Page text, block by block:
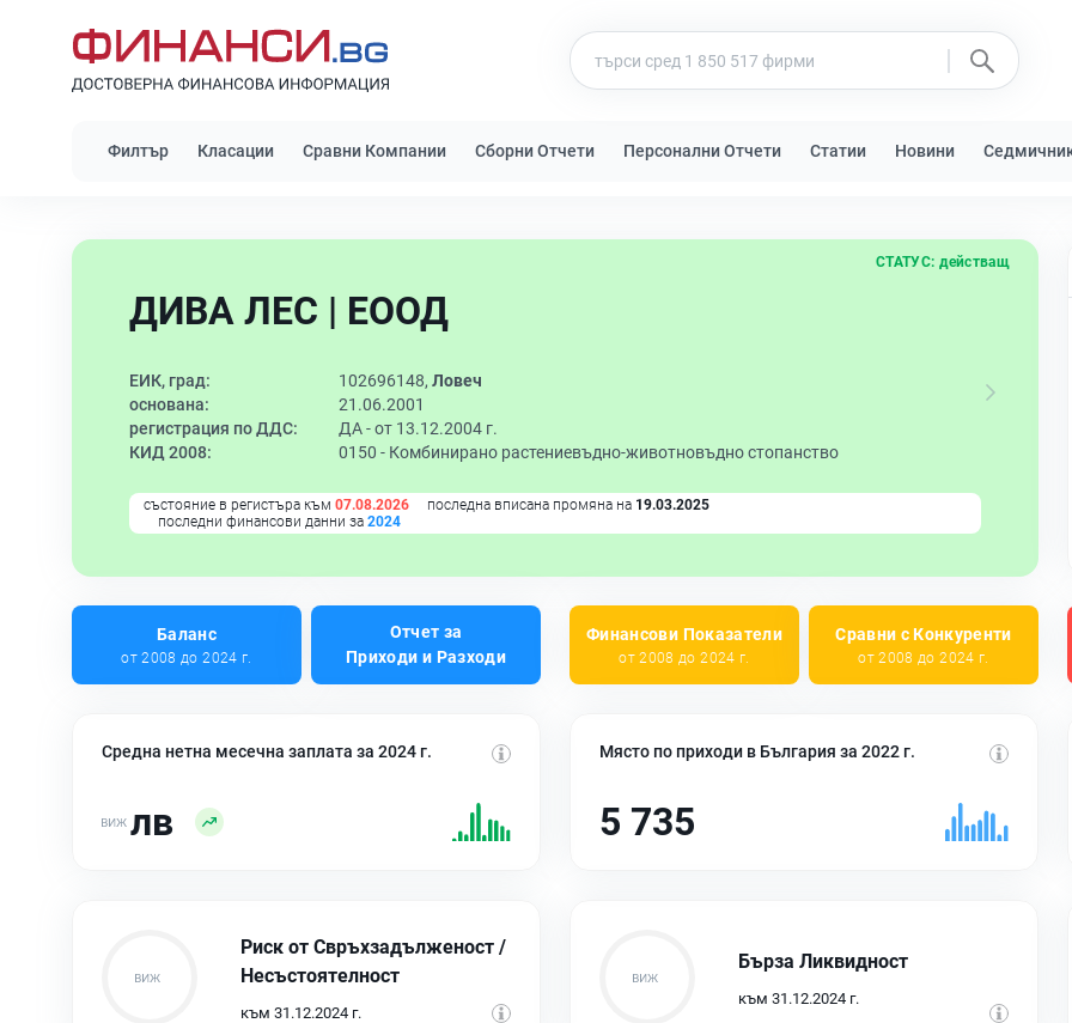
Филтър Класации Сравни Компании Сборни Отчети Персонални Отчети Статии Новини
ДИВА ЛЕС | ЕООД
СТАТУС: действащ
ЕИК, град: 102696148, Ловеч
основана:
21.06.2001
регистрация по ДДС:
ДА - от 13.12.2004 г.
КИД 2008:
0150 - Комбинирано растениевъдно-животновъдно стопанство
състояние в регистъра към 07.08.2026 последна вписана промяна на 19.03.2025
последни финансови данни за 2024
Баланс
от 2008 до 2024 г.
Отчет за
Приходи и Разходи
Финансови Показатели
от 2008 до 2024 г.
Сравни с Конкуренти
от 2008 до 2024 г.
Средна нетна месечна заплата за 2024 г.
лв
Място по приходи в България за 2022 г.
5 735
Риск от Свръхзадълженост /
Несъстоятелност
към 31.12.2024 г.
Бърза Ликвидност
към 31.12.2024 г.